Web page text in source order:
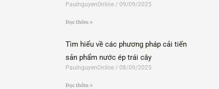
PaulnguyenOnline 09/09/2025
Đọc thêm »
Tìm hiểu về các phương pháp cải tiến
sản phẩm nước ép trái cây
PaulnguyenOnline 08/09/2025
Đọc thêm »